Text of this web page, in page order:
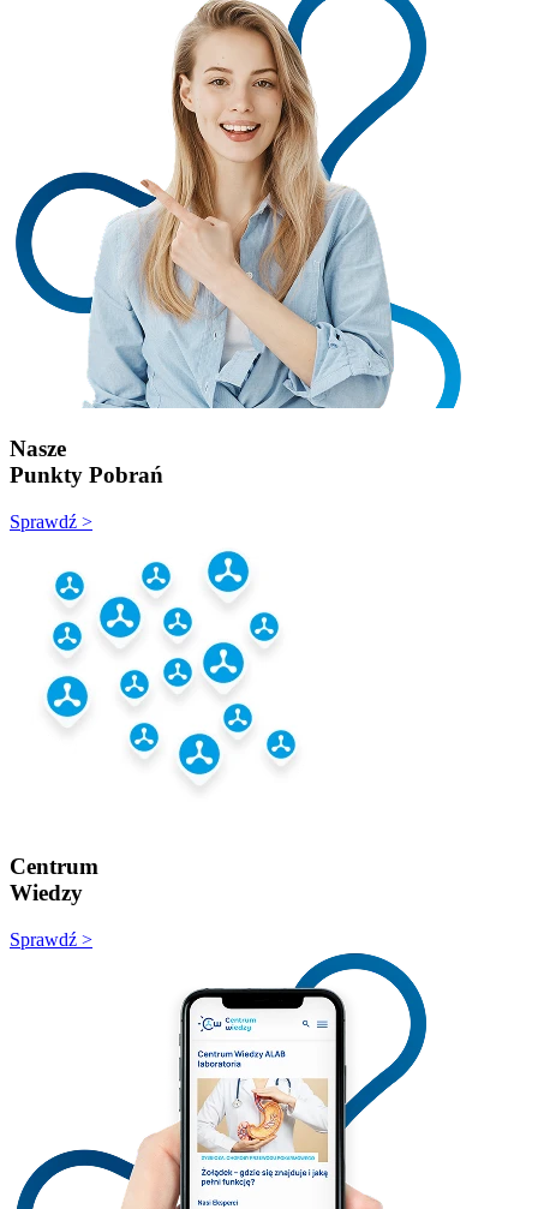
Nasze
Punkty Pobrań
Sprawdź >
Centrum
Wiedzy
Sprawdź >